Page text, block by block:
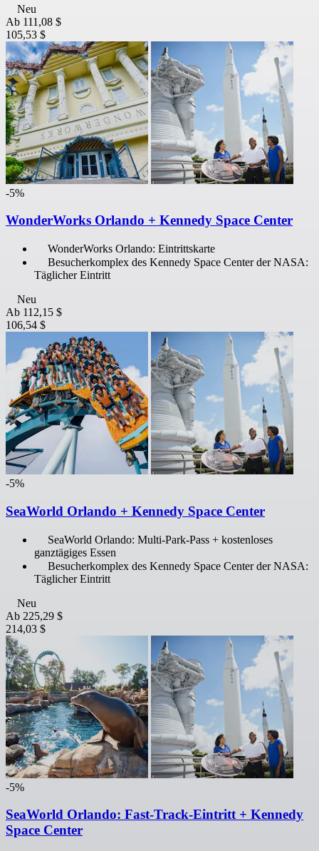
Neu
Ab 111,08 $
105,53 $
-5%
WonderWorks Orlando + Kennedy Space Center
WonderWorks Orlando: Eintrittskarte
Besucherkomplex des Kennedy Space Center der NASA:
Täglicher Eintritt
Neu
Ab 112,15 $
106,54 $
-5%
SeaWorld Orlando + Kennedy Space Center
SeaWorld Orlando: Multi-Park-Pass + kostenloses
ganztägiges Essen
Besucherkomplex des Kennedy Space Center der NASA:
Täglicher Eintritt
Neu
Ab 225,29 $
214,03 $
-5%
SeaWorld Orlando: Fast-Track-Eintritt + Kennedy
Space Center